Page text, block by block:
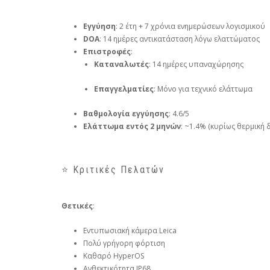
Εγγύηση: 2 έτη + 7 χρόνια ενημερώσεων λογισμικού
DOA: 14 ημέρες αντικατάσταση λόγω ελαττώματος
Επιστροφές:
Καταναλωτές: 14 ημέρες υπαναχώρησης
Επαγγελματίες: Μόνο για τεχνικό ελάττωμα
Βαθμολογία εγγύησης: 4.6/5
Ελάττωμα εντός 2 μηνών: ~1.4% (κυρίως θερμική
⭐ Κριτικές Πελατών
Θετικές:
Εντυπωσιακή κάμερα Leica
Πολύ γρήγορη φόρτιση
Καθαρό HyperOS